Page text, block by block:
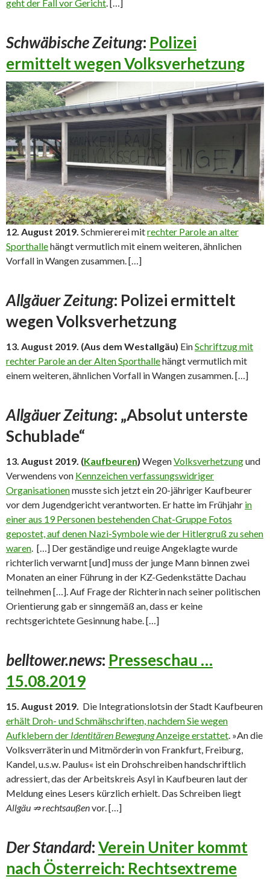
geht der Fall vor Gericht. […]
Schwäbische Zeitung: Polizei
ermittelt wegen Volksverhetzung
12. August 2019. Schmiererei mitrechter Parole an alter
Sporthallehängt vermutlich mit einem weiteren, ähnlichen
Vorfall in Wangen zusammen. […]
Allgäuer Zeitung: Polizei ermittelt
wegen Volksverhetzung
13. August 2019. (Aus dem Westallgäu) EinSchriftzug mit
rechter Parole an der Alten Sporthallehängt vermutlich mit
einem weiteren, ähnlichen Vorfall in Wangen zusammen. […]
Allgäuer Zeitung: „Absolut unterste
Schublade“
13. August 2019. (Kaufbeuren) WegenVolksverhetzungund
Verwendens von Kennzeichen verfassungswidriger
Organisationenmusste sich jetzt ein 20-jähriger Kaufbeurer
vor dem Jugendgericht verantworten. Er hatte im Frühjahr in
einer aus 19 Personen bestehenden Chat-Gruppe Fotos
gepostet, auf denen Nazi-Symbole wie der Hitlergruß zu sehen
waren. […] Der geständige und reuige Angeklagte wurde
richterlich verwarnt [und] muss der junge Mann binnen zwei
Monaten an einer Führung in der KZ-Gedenkstätte Dachau
teilnehmen […]. Auf Frage der Richterin nach seiner politischen
Orientierung gab er sinngemäß an, dass er keine
rechtsgerichtete Gesinnung habe. […]
belltower.news: Presseschau …
15.08.2019
15. August 2019. Die Integrationslotsin der Stadt Kaufbeuren
erhält Droh- und Schmähschriften, nachdem Sie wegen
Aufklebern der Identitären BewegungAnzeige erstattet. »An die
Volksverräterin und Mitmörderin von Frankfurt, Freiburg,
Kandel, u.s.w. Paulus« ist ein Drohschreiben handschriftlich
adressiert, das der Arbeitskreis Asyl in Kaufbeuren laut der
Meldung eines Lesers kürzlich erhielt. Das Schreiben liegt
Allgäu ⇏ rechtsaußenvor. […]
Der Standard:Verein Uniter kommt
nach Österreich: Rechtsextreme